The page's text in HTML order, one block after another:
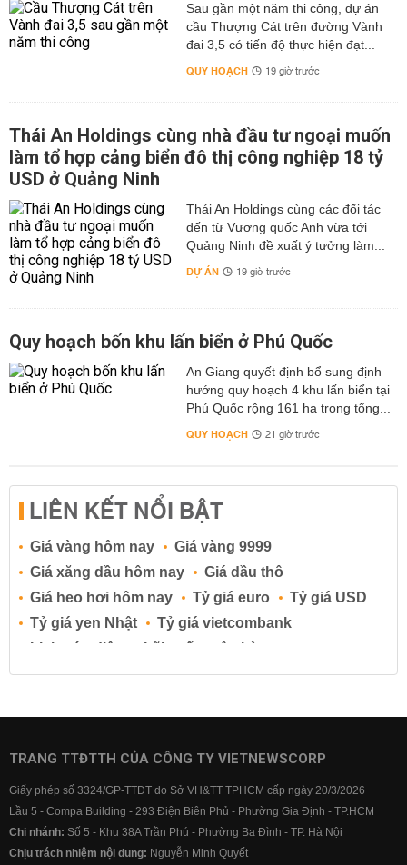
Sau gần một năm thi công, dự án
cầu Thượng Cát trên đường Vành
đai 3,5 có tiến độ thực hiện đạt...
QUY HOẠCH 19 giờ trước
Thái An Holdings cùng nhà đầu tư ngoại muốn
làm tổ hợp cảng biển đô thị công nghiệp 18 tỷ
USD ở Quảng Ninh
Thái An Holdings cùng các đối tác
đến từ Vương quốc Anh vừa tới
Quảng Ninh đề xuất ý tưởng làm...
DỰ ÁN 19 giờ trước
Quy hoạch bốn khu lấn biển ở Phú Quốc
An Giang quyết định bổ sung định
hướng quy hoạch 4 khu lấn biển tại
Phú Quốc rộng 161 ha trong tổng...
QUY HOẠCH 21 giờ trước
LIÊN KẾT NỔI BẬT
Giá vàng hôm nay
Giá vàng 9999
Giá xăng dầu hôm nay
Giá dầu thô
Giá heo hơi hôm nay
Tỷ giá euro
Tỷ giá USD
Tỷ giá yen Nhật
Tỷ giá vietcombank
Lịch cúp điện
Lãi suất ngân hàng
Lãi suất tiết kiệm
Lãi suất tiền gửi
Lãi suất ngân hàng BIDV
Lãi suất ngân hàng Vietcombank
TRANG TTĐTTH CỦA CÔNG TY VIETNEWSCORP
Giấy phép số 3324/GP-TTĐT do Sở VH&TT TPHCM cấp ngày 20/3/2026
Lầu 5 - Compa Building - 293 Điện Biên Phủ - Phường Gia Định - TP.HCM
Chi nhánh: Số 5 - Khu 38A Trần Phú - Phường Ba Đình - TP. Hà Nội
Chịu trách nhiệm nội dung: Nguyễn Minh Quyết